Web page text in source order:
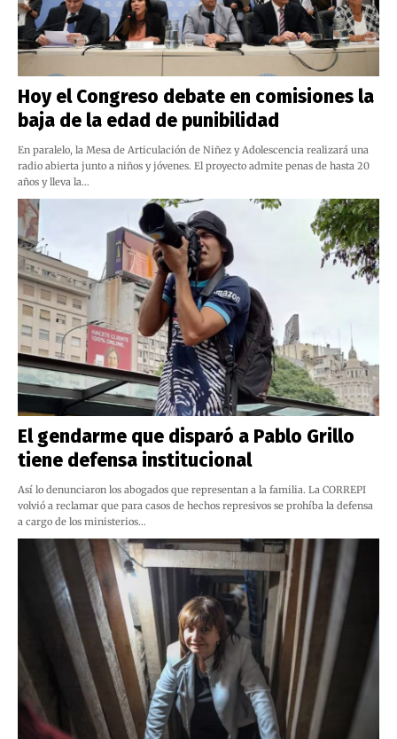
Hoy el Congreso debate en comisiones la
baja de la edad de punibilidad
En paralelo, la Mesa de Articulación de Niñez y Adolescencia realizará una
radio abierta junto a niños y jóvenes. El proyecto admite penas de hasta 20
años y lleva la…
El gendarme que disparó a Pablo Grillo
tiene defensa institucional
Así lo denunciaron los abogados que representan a la familia. La CORREPI
volvió a reclamar que para casos de hechos represivos se prohíba la defensa
a cargo de los ministerios…